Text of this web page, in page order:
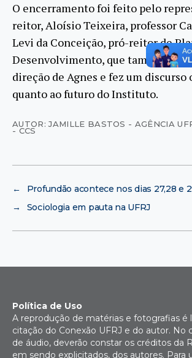
O encerramento foi feito pelo
reitor, Aloísio Teixeira, professor
Levi da Conceição, pró-reitor de
Desenvolvimento, que também
direção de Agnes e fez um
quanto ao futuro do Instituto.
AUTOR: JAMILLE BASTOS - AGÊNCIA
- CCS
←
Profundão acontece nos dias 27,28 e
→
Sociologia em pauta na UFRJ
Política de Uso
A reprodução de matérias e fotografias é
citação do Conexão UFRJ e do autor. No
de áudio, deverão constar os créditos da
em sendo explicitados, dos autores. Para